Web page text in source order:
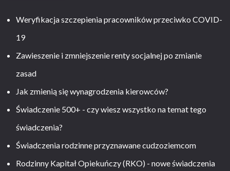
Weryfikacja szczepienia pracowników przeciwko COVID-
19
Zawieszenie i zmniejszenie renty socjalnej po zmianie
zasad
Jak zmienią się wynagrodzenia kierowców?
Świadczenie 500+ - czy wiesz wszystko na temat tego
świadczenia?
Świadczenia rodzinne przyznawane cudzoziemcom
Rodzinny Kapitał Opiekuńczy (RKO) - nowe świadczenia